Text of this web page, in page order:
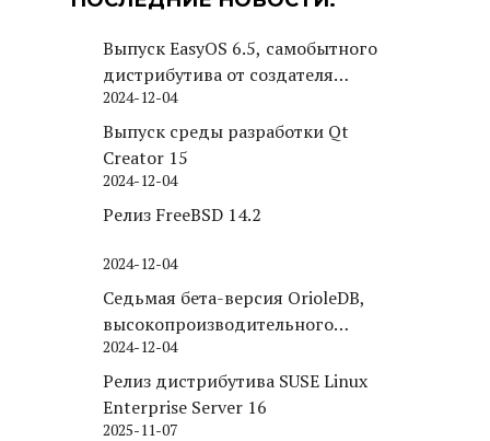
Выпуск EasyOS 6.5, самобытного
дистрибутива от создателя
Puppy Linux
2024-12-04
Выпуск среды разработки Qt
Creator 15
2024-12-04
Релиз FreeBSD 14.2
2024-12-04
Седьмая бета-версия OrioleDB,
высокопроизводительного
движка хранения для PostgreSQL
2024-12-04
Релиз дистрибутива SUSE Linux
Enterprise Server 16
2025-11-07